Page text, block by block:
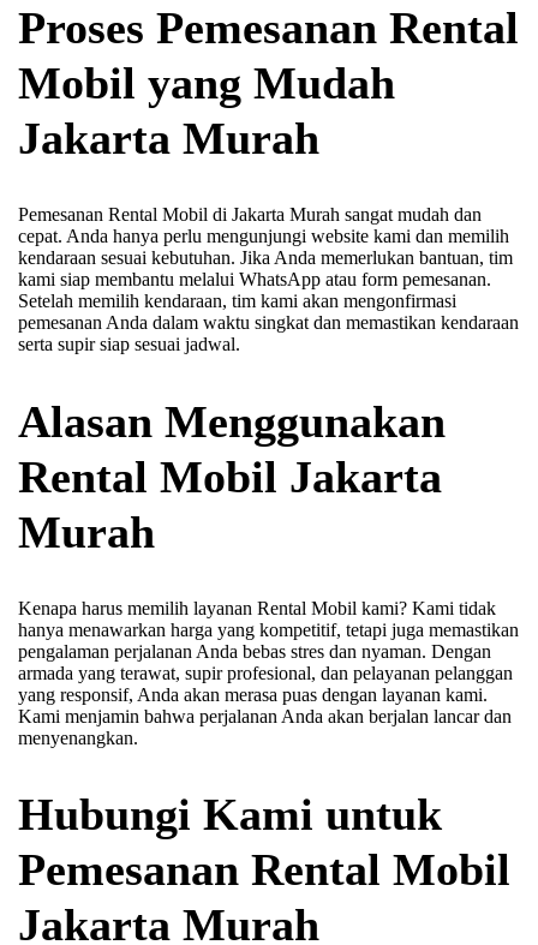
Proses Pemesanan Rental
Mobil yang Mudah
Jakarta Murah
Pemesanan Rental Mobil di Jakarta Murah sangat mudah dan
cepat. Anda hanya perlu mengunjungi website kami dan memilih
kendaraan sesuai kebutuhan. Jika Anda memerlukan bantuan, tim
kami siap membantu melalui WhatsApp atau form pemesanan.
Setelah memilih kendaraan, tim kami akan mengonfirmasi
pemesanan Anda dalam waktu singkat dan memastikan kendaraan
serta supir siap sesuai jadwal.
Alasan Menggunakan
Rental Mobil Jakarta
Murah
Kenapa harus memilih layanan Rental Mobil kami? Kami tidak
hanya menawarkan harga yang kompetitif, tetapi juga memastikan
pengalaman perjalanan Anda bebas stres dan nyaman. Dengan
armada yang terawat, supir profesional, dan pelayanan pelanggan
yang responsif, Anda akan merasa puas dengan layanan kami.
Kami menjamin bahwa perjalanan Anda akan berjalan lancar dan
menyenangkan.
Hubungi Kami untuk
Pemesanan Rental Mobil
Jakarta Murah